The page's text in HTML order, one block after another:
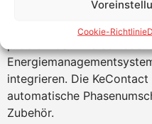
Cookie-Richtlinie
Bluetooth, sogar ohne
zahlreicher Schnittstellen
integrieren. Die
automatische
Zubehör.